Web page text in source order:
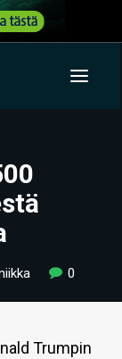
0
Trumpin